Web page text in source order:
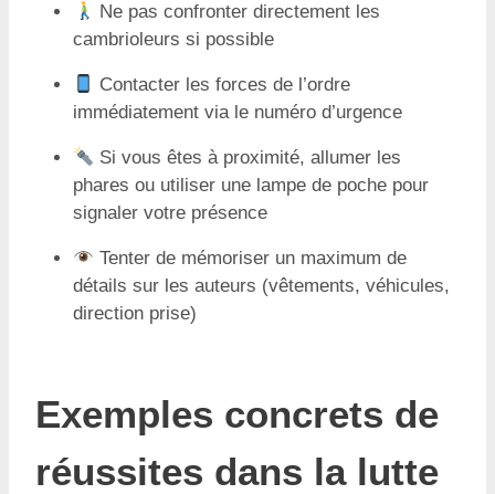
Ne pas confronter directement les
cambrioleurs si possible
Contacter les forces de l’ordre
immédiatement via le numéro d’urgence
Si vous êtes à proximité, allumer les
phares ou utiliser une lampe de poche pour
signaler votre présence
Tenter de mémoriser un maximum de
détails sur les auteurs (vêtements, véhicules,
direction prise)
Exemples concrets de
réussites dans la lutte